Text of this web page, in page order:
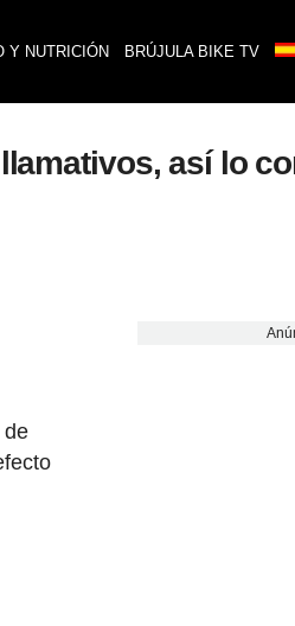
Y NUTRICIÓN BRÚJULA BIKE TV
así lo
de